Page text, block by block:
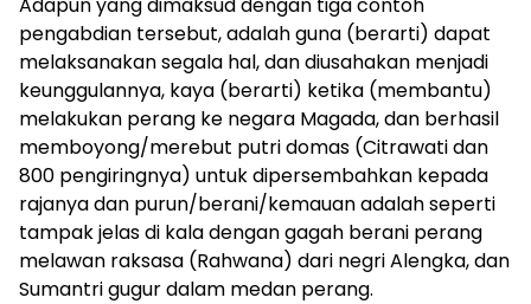
pengabdian tersebut, adalah guna (berarti) dapat
melaksanakan segala hal, dan diusahakan menjadi
keunggulannya, kaya (berarti) ketika (membantu)
melakukan perang ke negara Magada, dan berhasil
memboyong/merebut putri domas (Citrawati dan
800 pengiringnya) untuk dipersembahkan kepada
rajanya dan purun/berani/kemauan adalah seperti
tampak jelas di kala dengan gagah berani perang
melawan raksasa (Rahwana) dari negri Alengka, dan
Sumantri gugur dalam medan perang.